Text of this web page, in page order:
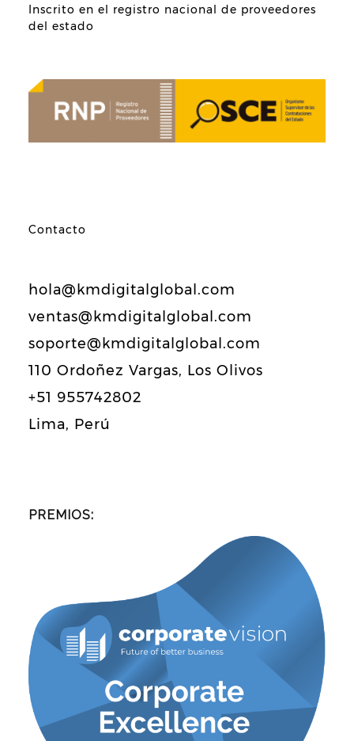
Inscrito en el registro nacional de proveedores
del estado
Contacto
hola@kmdigitalglobal.com
ventas@kmdigitalglobal.com
soporte@kmdigitalglobal.com
110 Ordoñez Vargas, Los Olivos
+51 955742802
Lima, Perú
PREMIOS: